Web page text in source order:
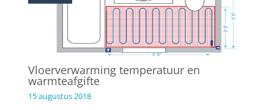
Vloerverwarming temperatuur en
warmteafgifte
15 augustus 2018